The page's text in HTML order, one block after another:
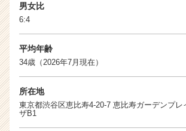
男女比
6:4
平均年齢
34歳（2026年7月現在）
所在地
東京都渋谷区恵比寿4-20-7 恵比寿ガーデンプレ
ザB1